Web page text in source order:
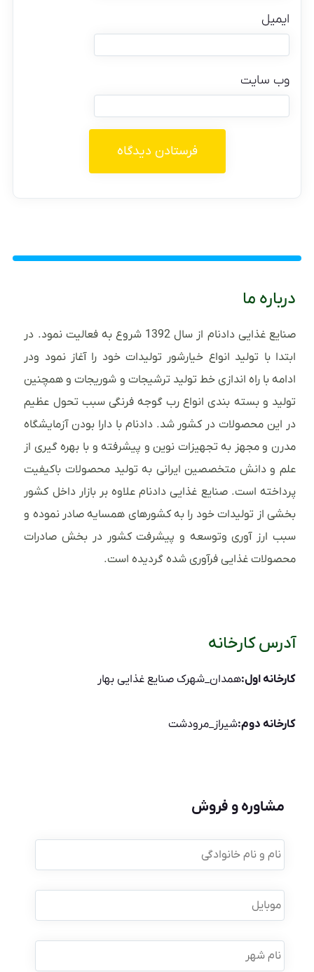
ایمیل
وب‌ سایت
درباره ما
صنایع غذایی دادنام از سال 1392 شروع به فعالیت نمود. در
ابتدا با تولید انواع خیارشور تولیدات خود را آغاز نمود ودر
ادامه با راه اندازی خط تولید ترشیجات و شوریجات و همچنین
تولید و بسته بندی انواع رب گوجه فرنگی سبب تحول عظیم
در این محصولات در کشور شد. دادنام با دارا بودن آزمایشگاه
مدرن و مجهز به تجهیزات نوین و پیشرفته و با بهره گیری از
علم و دانش متخصصین ایرانی به تولید محصولات باکیفیت
پرداخته است. صنایع غذایی دادنام علاوه بر بازار داخل کشور
بخشی از تولیدات خود را به کشورهای همسایه صادر نموده و
سبب ارز آوری وتوسعه و پیشرفت کشور در بخش صادرات
محصولات غذایی فرآوری شده گردیده است.
آدرس کارخانه
کارخانه اول:همدان_شهرک صنایع غذایی بهار
کارخانه دوم:شیراز_مرودشت
مشاوره و فروش
نام
و
نام
موبایل *
نام
شهر